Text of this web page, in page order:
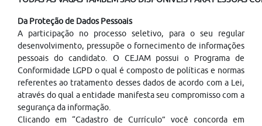
Da Proteção de Dados Pessoais
A participação no processo seletivo, para o seu regular
desenvolvimento, pressupõe o fornecimento de informações
pessoais do candidato. O CEJAM possui o Programa de
Conformidade LGPD o qual é composto de políticas e normas
referentes ao tratamento desses dados de acordo com a Lei,
através do qual a entidade manifesta seu compromisso com a
segurança da informação.
Clicando em “Cadastro de Currículo” você concorda em